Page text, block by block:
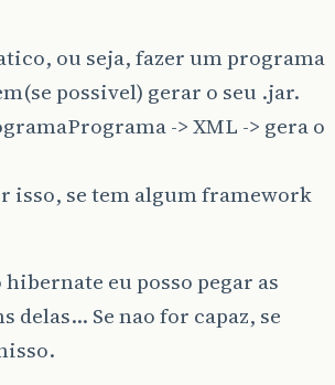
ou seja, fazer um programa
possivel) gerar o seu .jar.
-> XML -> gera o
isso, se tem algum framework
eu posso pegar as
delas… Se nao for capaz, se